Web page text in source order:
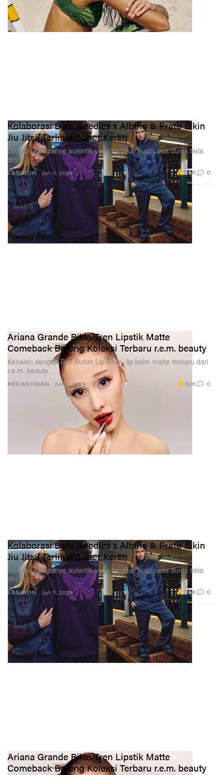
FASHION
Kolaborasi Baru Needles x Albino & Preto Bikin
Jiu Jitsu Terlihat Super Keren
Dengan kampanye autentik yang berakar kuat pada dunia bela
diri.
Jun 11, 2026 2.6K 0
KECANTIKAN
Ariana Grande Bikin Tren Lipstik Matte
Comeback Bareng Koleksi Terbaru r.e.m. beauty
Kenalan dengan Blur Butter Lip Balm, lip balm matte terbaru dari
r.e.m. beauty.
Jun 11, 2026 3.1K 0
FASHION
Kolaborasi Baru Needles x Albino & Preto Bikin
Jiu Jitsu Terlihat Super Keren
Dengan kampanye autentik yang berakar kuat pada dunia bela
diri.
Jun 11, 2026 2.6K 0
Ariana Grande Bikin Tren Lipstik Matte
Comeback Bareng Koleksi Terbaru r.e.m. beauty